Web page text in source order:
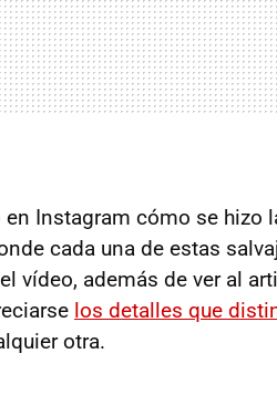
Instagram cómo se hizo
cada una de estas
vídeo, además de ver al
los detalles que
otra.